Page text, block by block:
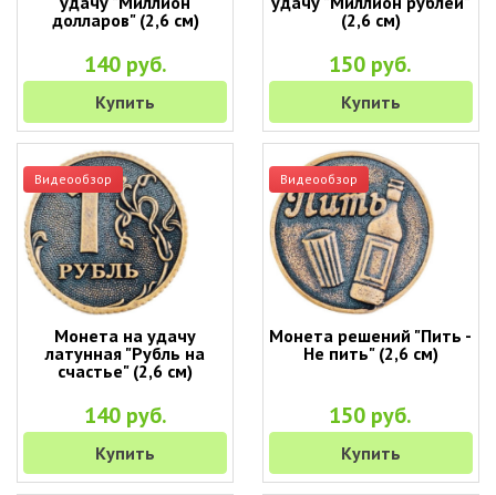
долларов" (2,6 см)
140 руб.
Купить
(2,6 см)
150 руб.
Купить
Видеообзор
Монета на удачу
латунная "Рубль на
счастье" (2,6 см)
140 руб.
Купить
Видеообзор
Монета решений "Пить -
Не пить" (2,6 см)
150 руб.
Купить